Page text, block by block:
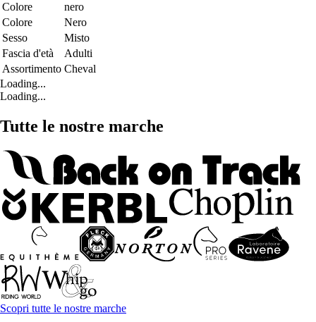
Colore
nero
Colore
Nero
Sesso
Misto
Fascia d'età
Adulti
Assortimento Cheval
Loading...
Loading...
Tutte le nostre marche
Scopri tutte le nostre marche